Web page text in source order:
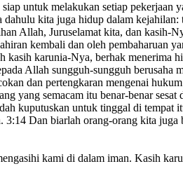
siap untuk melakukan setiap pekerjaan
dahulu kita juga hidup dalam kejahilan:
Allah, Juruselamat kita, dan kasih-
kembali dan oleh pembaharuan
kasih karunia-Nya, berhak menerima
Allah sungguh-sungguh berusaha
dan pertengkaran mengenai
yang semacam itu benar-benar
kuputuskan untuk tinggal di tempat
3:14 Dan biarlah orang-orang kita juga
kami di dalam iman. Kasih